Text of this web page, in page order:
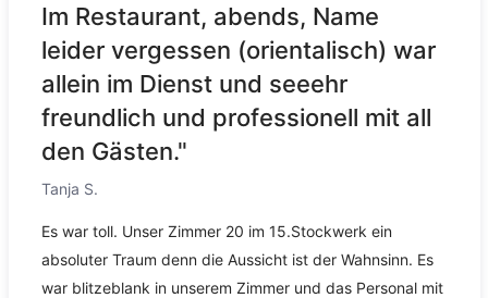
Im Restaurant, abends, Name
leider vergessen (orientalisch) war
allein im Dienst und seeehr
freundlich und professionell mit all
den Gästen."
Tanja S.
Es war toll. Unser Zimmer 20 im 15.Stockwerk ein
absoluter Traum denn die Aussicht ist der Wahnsinn. Es
war blitzeblank in unserem Zimmer und das Personal mit